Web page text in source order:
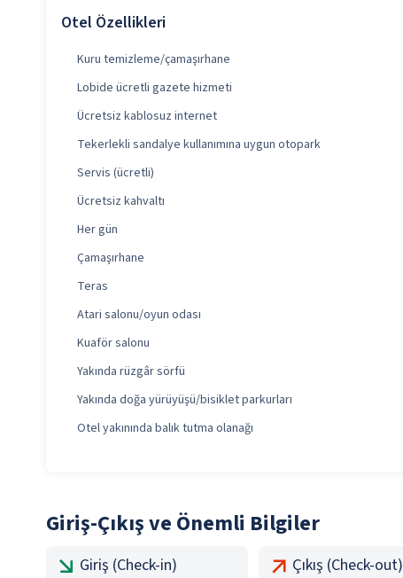
Otel Özellikleri
Kuru temizleme/çamaşırhane
Lobide ücretli gazete hizmeti
Ücretsiz kablosuz internet
Tekerlekli sandalye kullanımına uygun otopark
Servis (ücretli)
Ücretsiz kahvaltı
Her gün
Çamaşırhane
Teras
Atari salonu/oyun odası
Kuaför salonu
Yakında rüzgâr sörfü
Yakında doğa yürüyüşü/bisiklet parkurları
Otel yakınında balık tutma olanağı
Giriş-Çıkış ve Önemli Bilgiler
Giriş (Check-in) Çıkış (Check-out)